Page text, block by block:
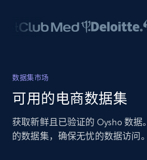
数据集市场
可用的电商数据集
获取新鲜且已验证的 Oysho 数据
的数据集，确保无忧的数据访问。